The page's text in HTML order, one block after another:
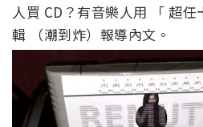
人買 CD？有音樂人用 「 超
輯 （潮到炸）報導內文。